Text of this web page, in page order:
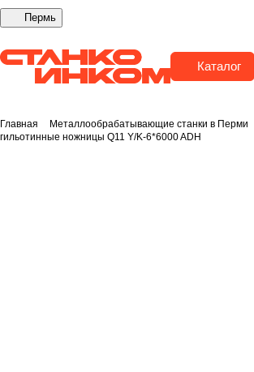
Пермь
Каталог
Главная Металлообрабатывающие станки в Перми
гильотинные ножницы Q11 Y/K-6*6000 ADH